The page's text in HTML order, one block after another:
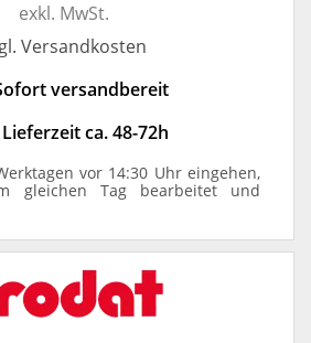
exkl. MwSt.
Versandkosten
versandbereit
ca. 48-72h
vor 14:30 Uhr eingehen,
gleichen Tag bearbeitet und